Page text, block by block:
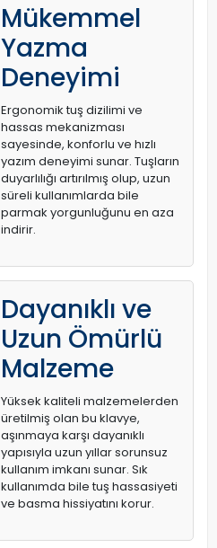
Mükemmel
Yazma
Deneyimi
Ergonomik tuş dizilimi ve
hassas mekanizması
sayesinde, konforlu ve hızlı
yazım deneyimi sunar. Tuşların
duyarlılığı artırılmış olup, uzun
süreli kullanımlarda bile
parmak yorgunluğunu en aza
indirir.
Dayanıklı ve
Uzun Ömürlü
Malzeme
Yüksek kaliteli malzemelerden
üretilmiş olan bu klavye,
aşınmaya karşı dayanıklı
yapısıyla uzun yıllar sorunsuz
kullanım imkanı sunar. Sık
kullanımda bile tuş hassasiyeti
ve basma hissiyatını korur.